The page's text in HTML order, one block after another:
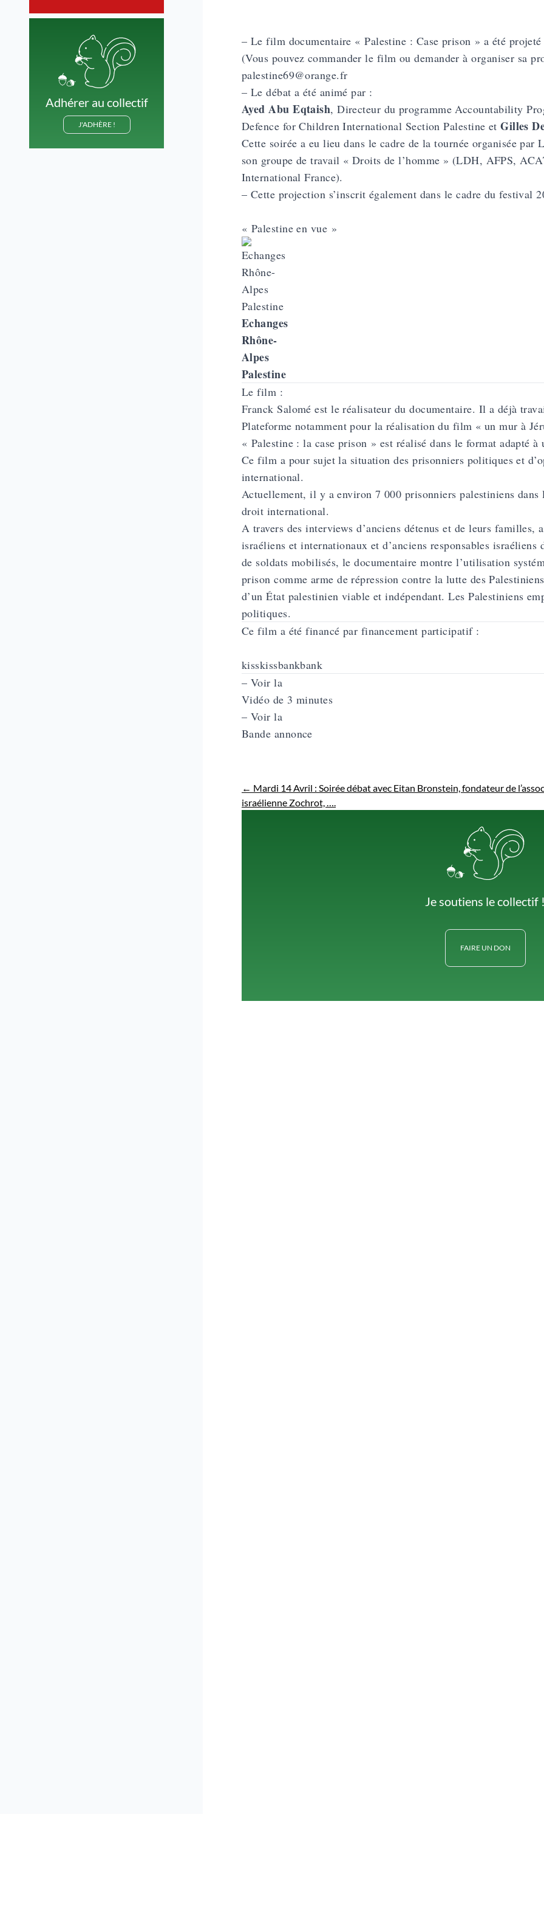
Adhérer au collectif
J'ADHÈRE !
– Le film documentaire « Palestine : Case prison » a été
(Vous pouvez commander le film ou demander à organiser sa
palestine69@orange.fr
– Le débat a été animé par :
Ayed Abu Eqtaish, Directeur du programme Accountability
Defence for Children International Section Palestine etGilles
Cette soirée a eu lieu dans le cadre de la tournée organisée par
son groupe de travail « Droits de l’homme » (LDH, AFPS,
International France).
– Cette projection s’inscrit également dans le cadre du festival
« Palestine en vue »
Echanges
Rhône-
Alpes
Palestine
Le film :
Franck Salomé est le réalisateur du documentaire. Il a déjà
Plateforme notamment pour la réalisation du film « un mur à
« Palestine : la case prison » est réalisé dans le format adapté
Ce film a pour sujet la situation des prisonniers politiques et
international.
Actuellement, il y a environ 7 000 prisonniers palestiniens
droit international.
A travers des interviews d’anciens détenus et de leurs familles,
israéliens et internationaux et d’anciens responsables
de soldats mobilisés, le documentaire montre l’utilisation
prison comme arme de répression contre la lutte des
d’un État palestinien viable et indépendant. Les Palestiniens
politiques.
Ce film a été financé par financement participatif :
kisskissbankbank
– Voir la
Vidéo de 3 minutes
– Voir la
Bande annonce
← Mardi 14 Avril : Soirée débat avec Eitan Bronstein, fondateur de
israélienne Zochrot, ….
Je soutiens le collectif
FAIRE UN DON